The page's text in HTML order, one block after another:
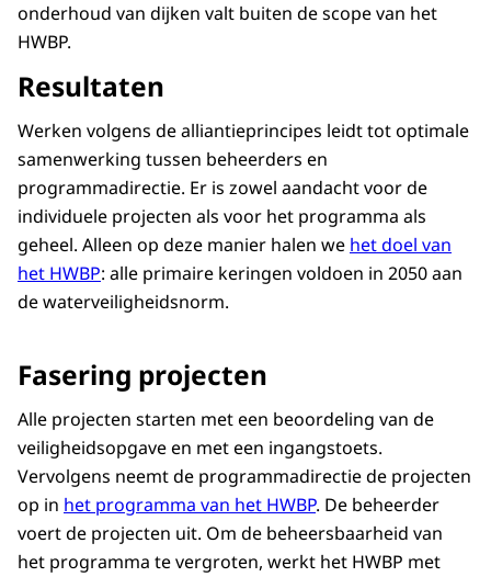
zich richt op de fasen programmeren, begroten
subsidieverlening en verantwoording. De fases
beoordeling aan de voorkant en beheer en
onderhoud aan de achterkant vallen buiten de
HWBP-scope en liggen bij de beheerder. De
kleur- en tekstverdeling laat zien waar de
verantwoordelijkheid ligt en in welke fase de
programmadirectie een leidende rol heeft.
onderhoud van dijken valt buiten de scope van het
HWBP.
Resultaten
Werken volgens de alliantieprincipes leidt tot optimale
samenwerking tussen beheerders en
programmadirectie. Er is zowel aandacht voor de
individuele projecten als voor het programma als
geheel. Alleen op deze manier halen we het doel van
het HWBP: alle primaire keringen voldoen in 2050 aan
de waterveiligheidsnorm.
Fasering projecten
Alle projecten starten met een beoordeling van de
veiligheidsopgave en met een ingangstoets.
Vervolgens neemt de programmadirectie de projecten
op in het programma van het HWBP. De beheerder
voert de projecten uit. Om de beheersbaarheid van
het programma te vergroten, werkt het HWBP met